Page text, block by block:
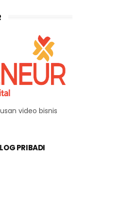
video bisnis
PRIBADI